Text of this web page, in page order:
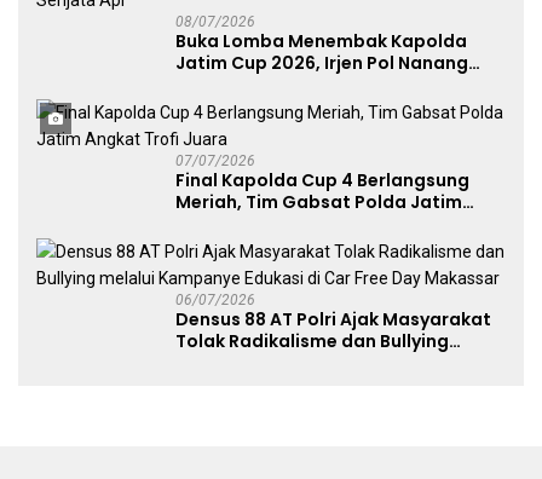
08/07/2026
Buka Lomba Menembak Kapolda
Jatim Cup 2026, Irjen Pol Nanang
Penggunaan Senjata Api
07/07/2026
Final Kapolda Cup 4 Berlangsung
Meriah, Tim Gabsat Polda Jatim
06/07/2026
Densus 88 AT Polri Ajak Masyarakat
Tolak Radikalisme dan Bullying